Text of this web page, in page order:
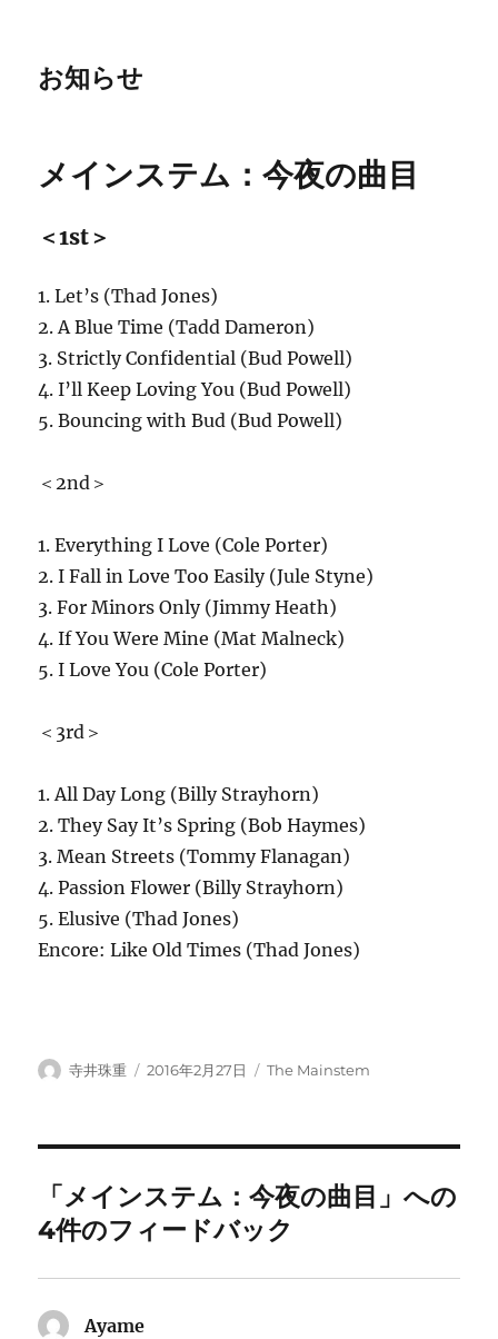
お知らせ
メインステム：今夜の曲目
＜1st＞
1. Let’s (Thad Jones)
2. A Blue Time (Tadd Dameron)
3. Strictly Confidential (Bud Powell)
4. I’ll Keep Loving You (Bud Powell)
5. Bouncing with Bud (Bud Powell)
＜2nd＞
1. Everything I Love (Cole Porter)
2. I Fall in Love Too Easily (Jule Styne)
3. For Minors Only (Jimmy Heath)
4. If You Were Mine (Mat Malneck)
5. I Love You (Cole Porter)
＜3rd＞
1. All Day Long (Billy Strayhorn)
2. They Say It’s Spring (Bob Haymes)
3. Mean Streets (Tommy Flanagan)
4. Passion Flower (Billy Strayhorn)
5. Elusive (Thad Jones)
Encore: Like Old Times (Thad Jones)
投
寺井珠重
投
2016年2月27日
カ
The Mainstem
「メインステム：今夜の曲目」への
4件のフィードバック
Ayame